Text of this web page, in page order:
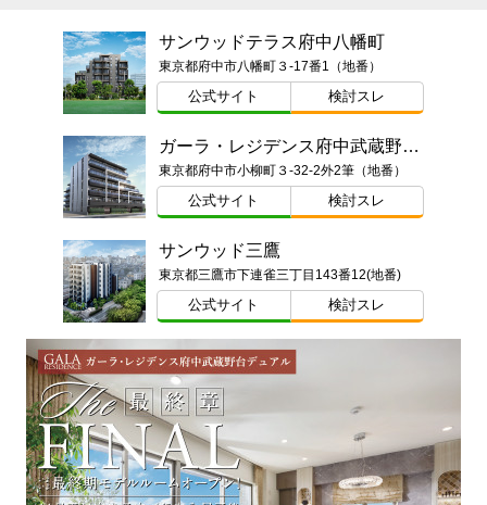
サンウッドテラス府中八幡町
東京都府中市八幡町３-17番1（地番）
公式サイト 検討スレ
ガーラ・レジデンス府中武蔵野台デュアル
東京都府中市小柳町３-32-2外2筆（地番）
公式サイト 検討スレ
サンウッド三鷹
東京都三鷹市下連雀三丁目143番12(地番)
公式サイト 検討スレ